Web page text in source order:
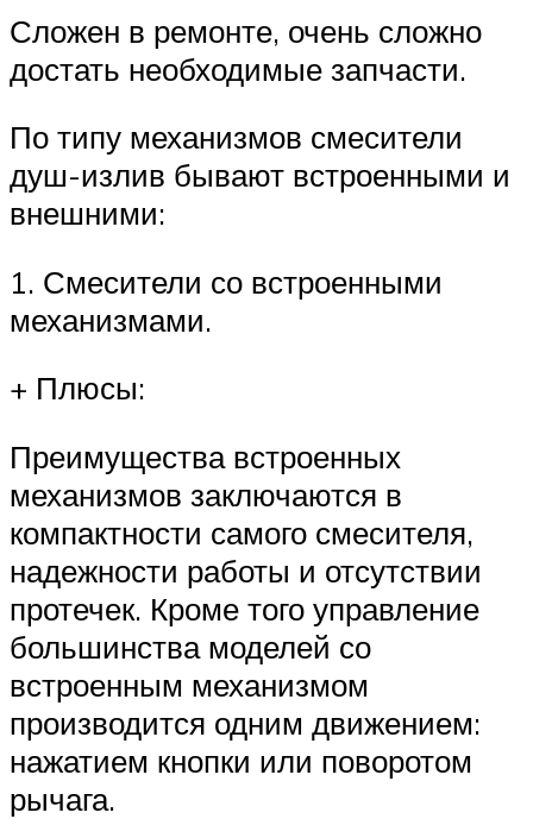
Сложен в ремонте, очень сложно
достать необходимые запчасти.
По типу механизмов смесители
душ-излив бывают встроенными и
внешними:
1. Смесители со встроенными
механизмами.
+ Плюсы:
Преимущества встроенных
механизмов заключаются в
компактности самого смесителя,
надежности работы и отсутствии
протечек. Кроме того управление
большинства моделей со
встроенным механизмом
производится одним движением:
нажатием кнопки или поворотом
рычага.